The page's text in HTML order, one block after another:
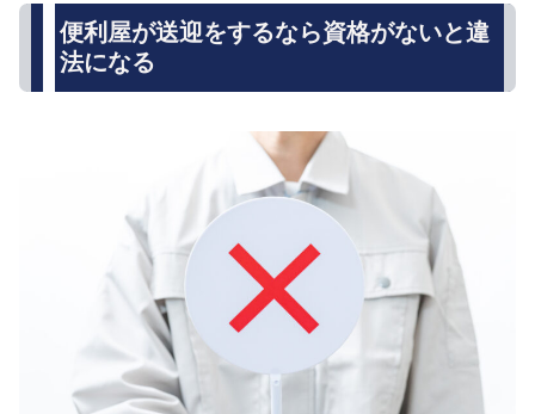
便利屋が送迎をするなら資格がないと違
法になる